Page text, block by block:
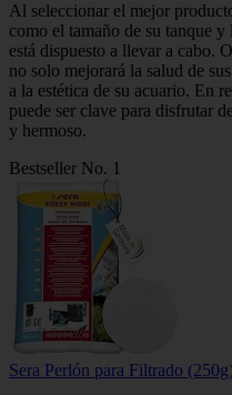
Al seleccionar el mejor
como el tamaño de su tanque
está dispuesto a llevar a cabo.
no solo mejorará la salud de
a la estética de su acuario. En
puede ser clave para disfrutar
y hermoso.
Bestseller No. 1
Sera Perlón para Filtrado